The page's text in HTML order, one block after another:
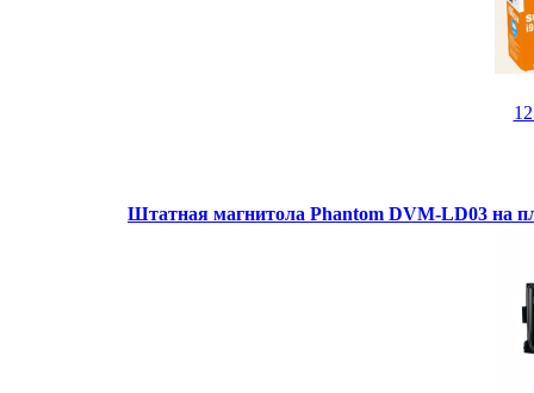
Штатная магнитола Phantom DVM-LD03 на